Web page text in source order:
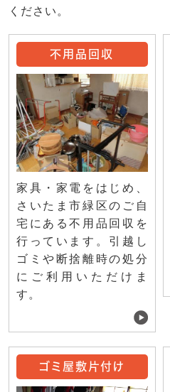
ください。
不用品回収
家具・家電をはじめ、
さいたま市緑区のご自
宅にある不用品回収を
行っています。引越し
ゴミや断捨離時の処分
にご利用いただけま
す。
ゴミ屋敷片付け